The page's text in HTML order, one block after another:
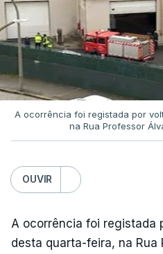
A ocorrência foi registada por
na Rua Professor
OUVIR
A ocorrência foi registada
desta quarta-feira, na Rua